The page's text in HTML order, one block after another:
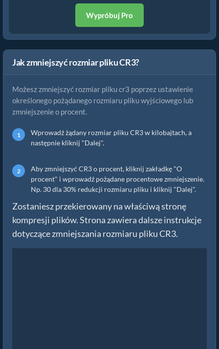
Wypróbuj Pro
Jak zmniejszyć rozmiar pliku CR3?
Możesz zmniejszyć rozmiar pliku cr3 poprzez ustawienie
określonego pożądanego rozmiaru pliku wyjściowego lub
zmniejszenie o procent.
Wprowadź żądany rozmiar pliku CR3 w kilobajtach, a
następnie kliknij "Dalej".
Aby zmniejszyć CR3 o procent, kliknij zakładkę "O
procent" i wprowadź pożądane procentowe zmniejszenie.
Np. 30 dla 30% redukcji rozmiaru pliku i kliknij "Dalej".
Zostaniesz przekierowany na właściwą stronę
kompresji plików. Strona zawiera dalsze instrukcje
dotyczące zmniejszania rozmiaru pliku CR3.